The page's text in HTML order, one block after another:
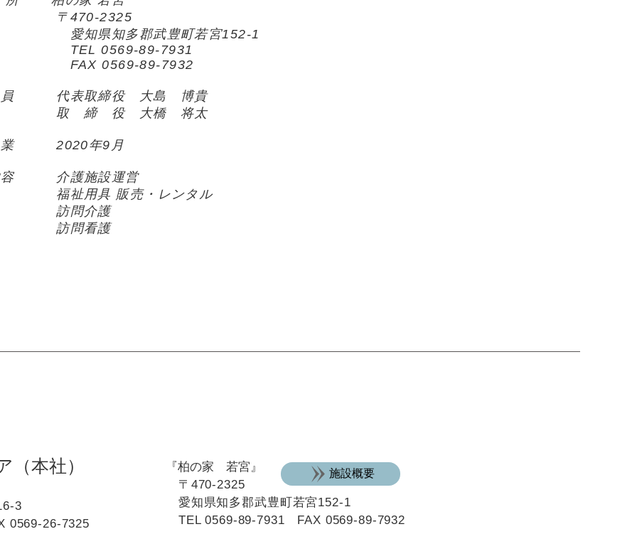
2325
県知多郡武豊町若宮152-1
0569-89-7931
0569-89-7932
代表取締役 大島 博貴
役 大橋 将太
2020年9月
容 介護施設運営
用具 販売・レンタル
介護
看護
（本社）
3
26-7325
『柏の家 若宮』
〒470-2325
愛知県知多郡武豊町若宮152-1
TEL0569-89-7931 FAX 0569-89-7932
施設概要